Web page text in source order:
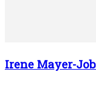
Irene Mayer-